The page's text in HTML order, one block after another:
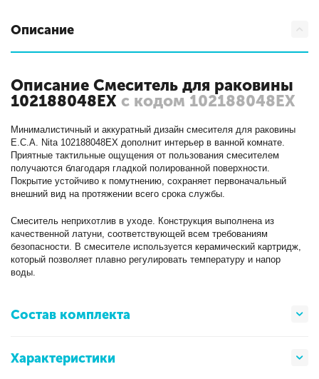
Описание
Описание Смеситель для раковины
102188048EX с кодом 102188048EX
Минималистичный и аккуратный дизайн смесителя для раковины
E.C.A. Nita 102188048EX дополнит интерьер в ванной комнате.
Приятные тактильные ощущения от пользования смесителем
получаются благодаря гладкой полированной поверхности.
Покрытие устойчиво к помутнению, сохраняет первоначальный
внешний вид на протяжении всего срока службы.
Смеситель неприхотлив в уходе. Конструкция выполнена из
качественной латуни, соответствующей всем требованиям
безопасности. В смесителе используется керамический картридж,
который позволяет плавно регулировать температуру и напор
воды.
Состав комплекта
Характеристики